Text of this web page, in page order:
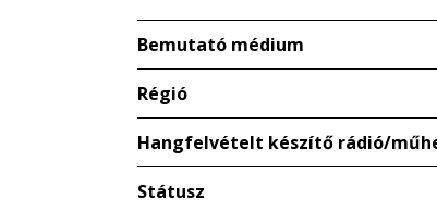
Bemutató médium
Régió
Hangfelvételt készítő rádió/
Státusz